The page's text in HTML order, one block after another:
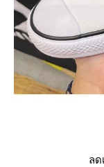
ลด